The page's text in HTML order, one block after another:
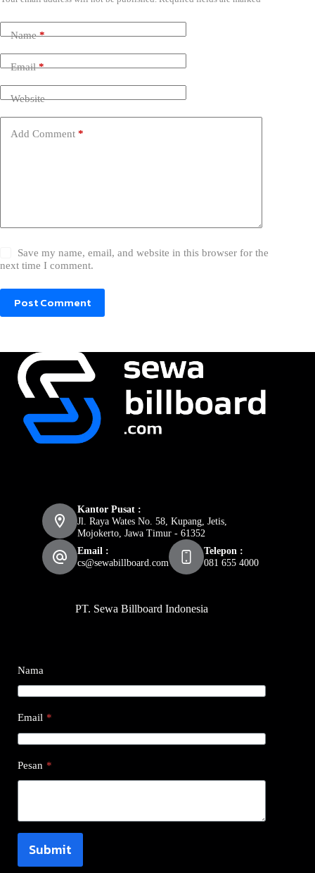
Name*
Email*
Website
Add Comment *
Save my name, email, and website in this browser for the
next time I comment.
Post Comment
Kantor Pusat :
Jl. Raya Wates No. 58, Kupang, Jetis,
Mojokerto, Jawa Timur - 61352
Email :
cs@sewabillboard.com
Telepon :
081 655 4000
PT. Sewa Billboard Indonesia
Nama
Email *
Pesan *
Submit